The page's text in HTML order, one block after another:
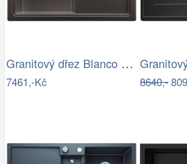
Granitový dřez Blanco ZENAR 45 S InFino…
7461,-Kč 8640,-